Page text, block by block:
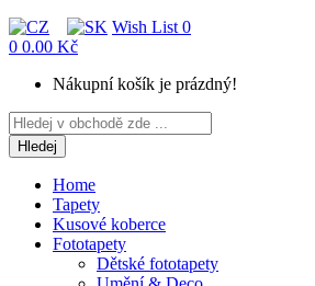
Wish List 0
0 0.00 Kč
Nákupní košík je prázdný!
Hledej
Home
Tapety
Kusové koberce
Fototapety
Dětské fototapety